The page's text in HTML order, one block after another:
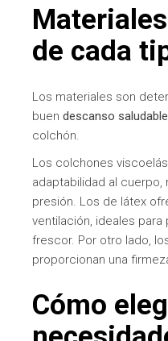
de cada
Los materiales son
buendescanso saludable
colchón.
Los colchones
adaptabilidad al
presión. Los de látex
ventilación, ideales
frescor. Por otro lado,
proporcionan una
Cómo